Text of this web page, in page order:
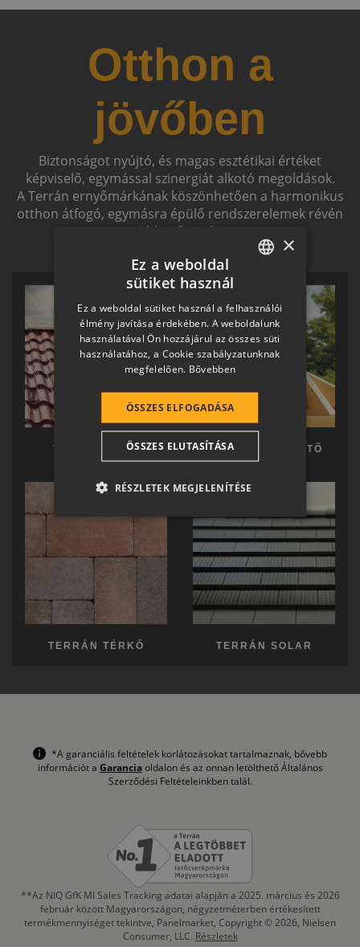
Otthon a
jövőben
Biztonságot nyújtó, és magas esztétikai értéket
képviselő, egymással szinergiát alkotó megoldások.
A Terrán ernyőmárkának köszönhetően a harmonikus
otthon átfogó, egymásra épülő rendszerelemek révén
ölthet formát.
TERRÁN TETŐ TERRÁN KÉSZTETŐ
TERRÁN TÉRKŐ TERRÁN SOLAR
*A garanciális feltételek korlátozásokat tartalmaznak, bővebb
információt a Garanciaoldalon és az onnan letölthető Általános
Szerződési Feltételeinkben talál.
**Az NIQ GfK MI Sales Tracking adatai alapján a 2025. március és 2026
február között Magyarországon, négyzetméterben értékesített
termékmennyiséget tekintve, Panelmarket, Copyright © 2026, Nielsen
Consumer, LLC. Részletek
HUNGARIAN
SLOVAK
GERMAN
ROMANIAN
CROATIAN
SR
RO-HU
ITALIAN
×
Ez a weboldal
sütiket használ
Ez a weboldal sütiket használ a felhasználói
élmény javítása érdekében. A weboldalunk
használatával Ön hozzájárul az összes süti
használatához, a Cookie szabályzatunknak
megfelelően. Bővebben
ÖSSZES ELFOGADÁSA
ÖSSZES ELUTASÍTÁSA
RÉSZLETEK MEGJELENÍTÉSE